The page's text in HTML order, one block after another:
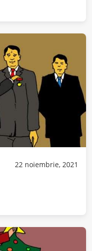
22 noiembrie, 2021